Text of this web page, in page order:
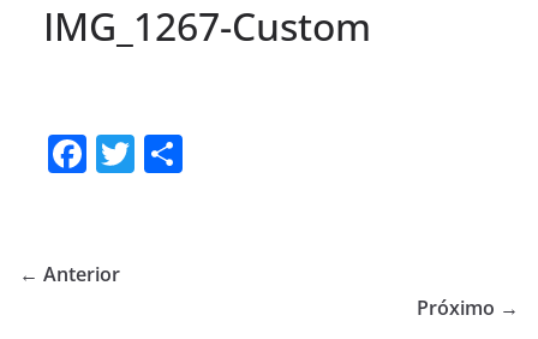
IMG_1267-Custom
F
e
T
← Anterior
Próximo →